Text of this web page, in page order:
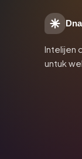
Intelijen
untuk